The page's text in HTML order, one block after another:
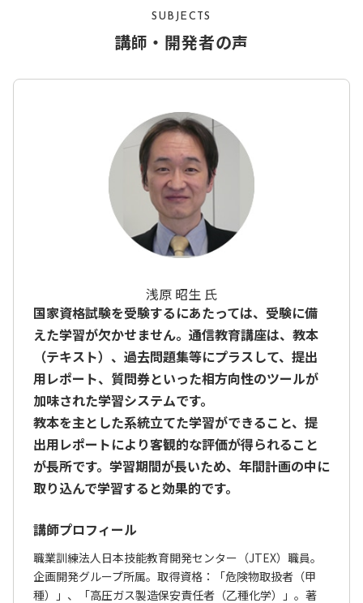
SUBJECTS
講師・開発者の声
浅原 昭生 氏
国家資格試験を受験するにあたっては、受験に備
えた学習が欠かせません。通信教育講座は、教本
（テキスト）、過去問題集等にプラスして、提出
用レポート、質問券といった相方向性のツールが
加味された学習システムです。
教本を主とした系統立てた学習ができること、提
出用レポートにより客観的な評価が得られること
が長所です。学習期間が長いため、年間計画の中に
取り込んで学習すると効果的です。
講師プロフィール
職業訓練法人日本技能教育開発センター（JTEX）職員。
企画開発グループ所属。取得資格：「危険物取扱者（甲
種）」、「高圧ガス製造保安責任者（乙種化学）」。著